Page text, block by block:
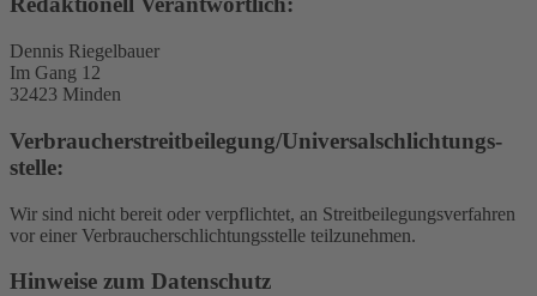
Dennis Riegelbauer
Im Gang 12
32423 Minden
Verbraucher­streit­beilegung/Universal­schlichtungs­
stelle:
Wir sind nicht bereit oder verpflichtet, an Streitbeilegungsverfahren
vor einer Verbraucherschlichtungsstelle teilzunehmen.
Hinweise zum Datenschutz